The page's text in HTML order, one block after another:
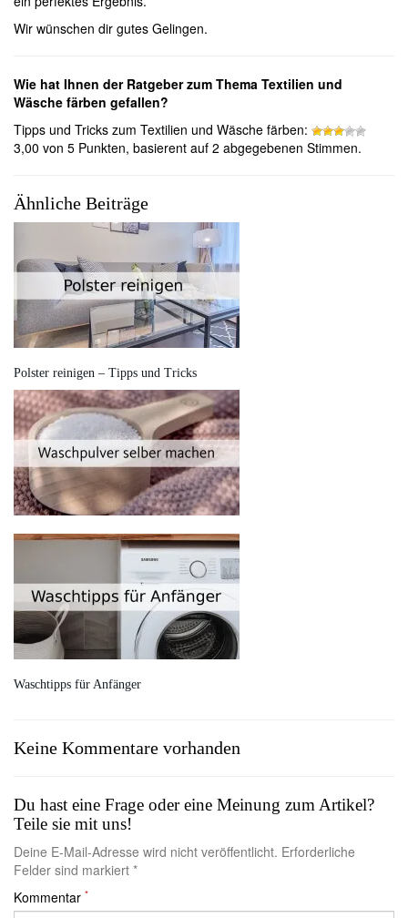
Wir wünschen dir gutes Gelingen.
Wie hat Ihnen der Ratgeber zum Thema Textilien und
Wäsche färben gefallen?
Tipps und Tricks zum Textilien und Wäsche färben:
3,00 von 5 Punkten, basierent auf 2 abgegebenen Stimmen.
Ähnliche Beiträge
Polster reinigen – Tipps und Tricks
Waschtipps für Anfänger
Keine Kommentare vorhanden
Du hast eine Frage oder eine Meinung zum Artikel?
Teile sie mit uns!
Deine E-Mail-Adresse wird nicht veröffentlicht. Erforderliche
Felder sind markiert *
Kommentar *